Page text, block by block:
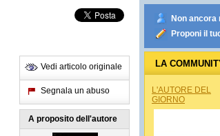
Vedi articolo originale
Segnala un abuso
A proposito dell'autore
Non ancora
Proponi il
LA
L'AUTORE DEL
GIORNO